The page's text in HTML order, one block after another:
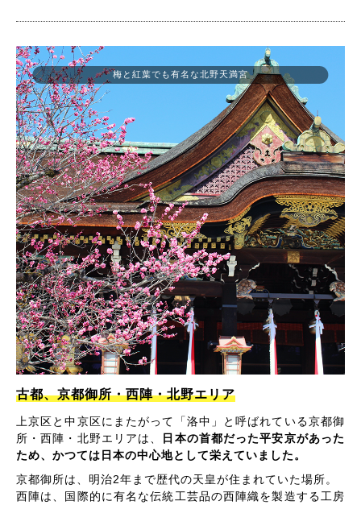
梅と紅葉でも有名な北野天満宮
古都、京都御所・西陣・北野エリア
上京区と中京区にまたがって「洛中」と呼ばれている京都御
所・西陣・北野エリアは、
日本の首都だった平安京があった
ため、かつては日本の中心地として栄えていました。
京都御所は、明治2年まで歴代の天皇が住まれていた場所。
西陣は、国際的に有名な伝統工芸品の西陣織を製造する工房